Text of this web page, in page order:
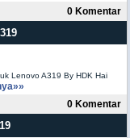
0 Komentar
Lenovo A319 By HDK Hai
0 Komentar